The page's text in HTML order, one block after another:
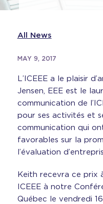
All News
MAY 9, 2017
L’ICEEE a le plaisir
Jensen, EEE est le
communication de
pour ses activités et
communication qui
favorables sur la
l’évaluation
Keith recevra ce prix
ICEEE à notre
Québec le vendredi